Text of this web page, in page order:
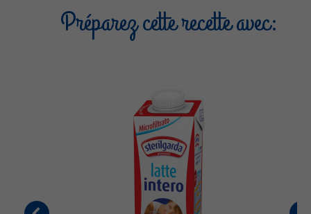
Préparez cette recette avec: